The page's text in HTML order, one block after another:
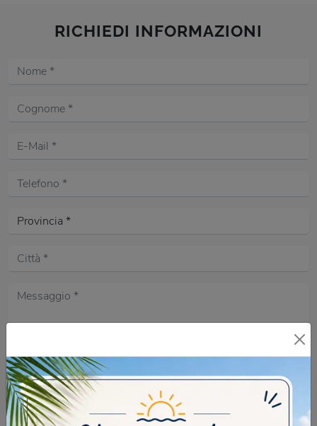
RICHIEDI INFORMAZIONI
Acconsento all'informativa sullaPrivacy Policy
DOMANDA DI SICUREZZA